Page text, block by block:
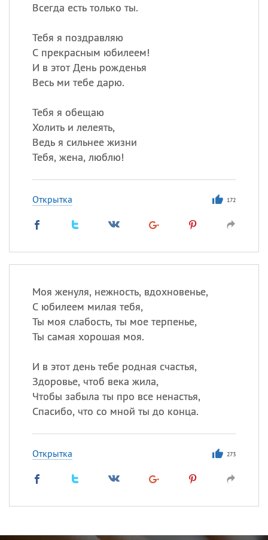
Всегда есть только ты.
Тебя я поздравляю
С прекрасным юбилеем!
И в этот День рожденья
Весь ми тебе дарю.
Тебя я обещаю
Холить и лелеять,
Ведь я сильнее жизни
Тебя, жена, люблю!
Открытка 172
Моя женуля, нежность, вдохновенье,
С юбилеем милая тебя,
Ты моя слабость, ты мое терпенье,
Ты самая хорошая моя.
И в этот день тебе родная счастья,
Здоровье, чтоб века жила,
Чтобы забыла ты про все ненастья,
Спасибо, что со мной ты до конца.
Открытка 273